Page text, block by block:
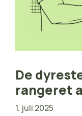
De
rangeret
1. juli 2025